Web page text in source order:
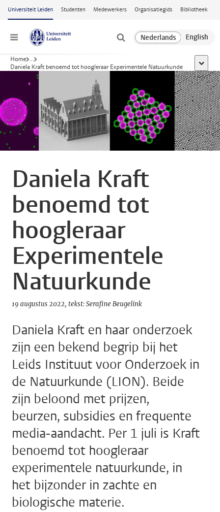
Ga naar hoofdinhoud
Universiteit Leiden Studenten Medewerkers Organisatiegids Bibliotheek
Menu
Home ...
Daniela Kraft benoemd tot hoogleraar Experimentele Natuurkunde
toon
Daniela Kraft
benoemd tot
hoogleraar
Experimentele
Natuurkunde
19 augustus 2022 tekst: Serafine Beugelink
Daniela Kraft en haar onderzoek
zijn een bekend begrip bij het
Leids Instituut voor Onderzoek in
de Natuurkunde (LION). Beide
zijn beloond met prijzen,
beurzen, subsidies en frequente
media-aandacht. Per 1 juli is Kraft
benoemd tot hoogleraar
experimentele natuurkunde, in
het bijzonder in zachte en
biologische materie.